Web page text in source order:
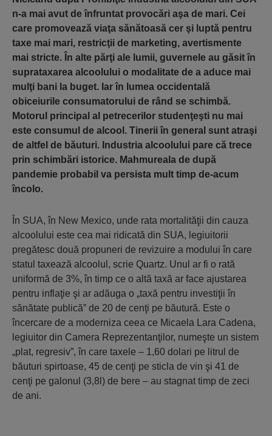
n-a mai avut de înfruntat provocări aşa de mari. Cei
care promovează viaţa sănătoasă cer şi luptă pentru
taxe mai mari, restricţii de marketing, avertismente
mai stricte. În alte părţi ale lumii, guvernele au găsit în
suprataxarea alcoolului o modalitate de a aduce mai
mulţi bani la buget. Iar în lumea occidentală
obiceiurile consumatorului de rând se schimbă.
Motorul principal al petrecerilor studenţeşti nu mai
este consumul de alcool. Tinerii în general sunt atraşi
de altfel de băuturi. Industria alcoolului pare că trece
prin schimbări istorice. Mahmureala de după
pandemie probabil va persista mult timp de-acum
încolo.
În SUA, în New Mexico, unde rata mortalităţii din cauza
alcoolului este cea mai ridicată din SUA, legiuitorii
pregătesc două propuneri de revizuire a modului în care
statul taxează alcoolul, scrie Quartz. Unul ar fi o rată
uniformă de 3%, în timp ce o altă taxă ar face ajustarea
pentru inflaţie şi ar adăuga o „taxă pentru investiţii în
sănătate publică” de 20 de cenţi pe băutură. Este o
încercare de a moderniza ceea ce Micaela Lara Cadena,
legiuitor din Camera Reprezentanţilor, numeşte un sistem
„plat, regresiv”, în care taxele – 1,60 dolari pe litrul de
băuturi spirtoase, 45 de cenţi pe sticla de vin şi 41 de
cenţi pe galonul (3,8l) de bere – au stagnat timp de zeci
de ani.